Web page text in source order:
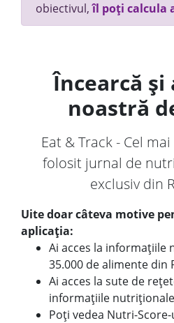
obiectivul,îl poți calcula
Încearcă și
noastră
Eat & Track - Cel
folosit jurnal de
exclusiv din
Uite doar câteva motive
aplicația:
Ai acces la informațiile
35.000 de alimente din
Ai acces la sute de
informațiile
Poți vedea Nutri-